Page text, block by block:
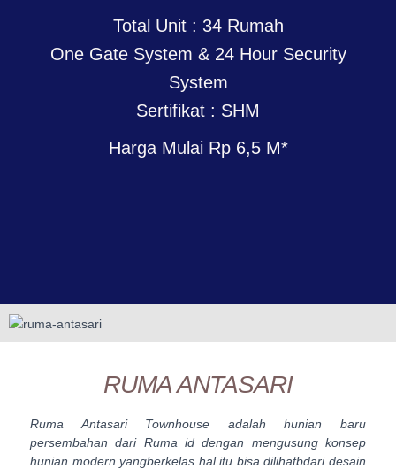
Total Unit : 34 Rumah
One Gate System & 24 Hour Security
System
Sertifikat : SHM
Harga Mulai Rp 6,5 M*
RUMA ANTASARI
Ruma Antasari Townhouse adalah hunian baru
persembahan dari Ruma id dengan mengusung konsep
hunian modern yangberkelas hal itu bisa dilihatbdari desain